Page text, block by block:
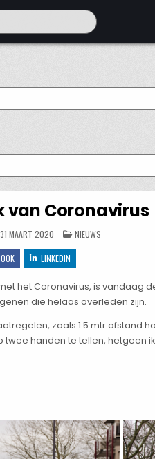
van Coronavirus
31 MAART 2020 GEPLAATST
IN
NIEUWS
LINKEDIN
het Coronavirus, is vandaag
die helaas overleden zijn.
zoals 1.5 mtr afstand
handen te tellen, hetgeen